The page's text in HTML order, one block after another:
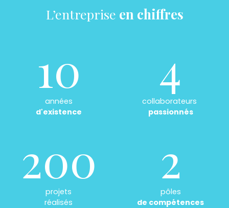
L’entreprise en chiffres
10
années
d'existence
4
collaborateurs
passionnés
200
projets
réalisés
2
pôles
de compétences